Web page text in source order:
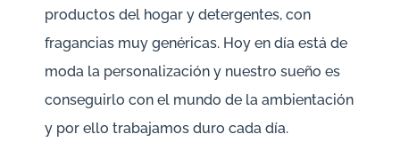
productos del hogar y detergentes, con
fragancias muy genéricas. Hoy en día está de
moda la personalización y nuestro sueño es
conseguirlo con el mundo de la ambientación
y por ello trabajamos duro cada día.